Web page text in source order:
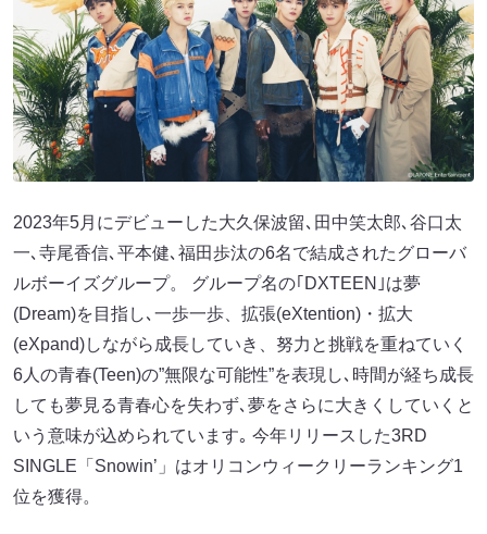
2023年5月にデビューした大久保波留､田中笑太郎､谷口太
一､寺尾香信､平本健､福田歩汰の6名で結成されたグローバ
ルボーイズグループ。 グループ名の｢DXTEEN｣は夢
(Dream)を目指し､一歩一歩、拡張(eXtention)・拡大
(eXpand)しながら成長していき、努力と挑戦を重ねていく
6人の青春(Teen)の”無限な可能性”を表現し､時間が経ち成長
しても夢見る青春心を失わず､夢をさらに大きくしていくと
いう意味が込められています｡ 今年リリースした3RD
SINGLE「Snowin’」はオリコンウィークリーランキング1
位を獲得。